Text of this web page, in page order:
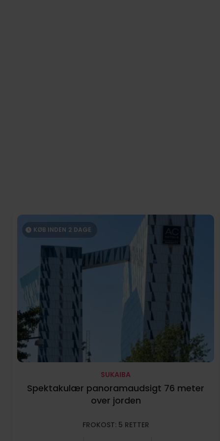
SUKAIBA
Spektakulær panoramaudsigt 76 meter
over jorden
FROKOST: 5 RETTER
KØB INDEN 2 DAGE